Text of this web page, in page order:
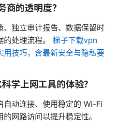
商的透明度？
、独立审计报告、数据保留时
处理流程。 梯子下载vpn
用技巧，含最新安全与隐私要
学上网工具的体验？
自动连接、使用稳定的 Wi-Fi
网路访问以提升稳定性。